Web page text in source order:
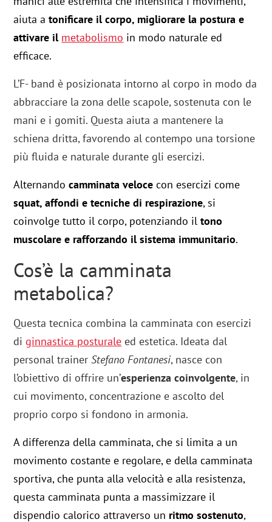
aiuta atonificare il corpo, migliorare la postura e
attivare il metabolismo in modo naturale ed
efficace.
L’F- band è posizionata intorno al corpo in modo da
abbracciare la zona delle scapole, sostenuta con le
mani e i gomiti. Questa aiuta a mantenere la
schiena dritta, favorendo al contempo una torsione
più fluida e naturale durante gli esercizi.
Alternandocamminata velocecon esercizi come
squat, affondi e tecniche di respirazione, si
coinvolge tutto il corpo, potenziando iltono
muscolare e rafforzando il sistema immunitario.
Cos’è la camminata
metabolica?
Questa tecnica combina la camminata con esercizi
diginnastica posturale ed estetica. Ideata dal
personal trainerStefano Fontanesi, nasce con
l’obiettivo di offrire un’esperienza coinvolgente, in
cui movimento, concentrazione e ascolto del
proprio corpo si fondono in armonia.
A differenza della camminata, che si limita a un
movimento costante e regolare, e della camminata
sportiva, che punta alla velocità e alla resistenza,
questa camminata punta a massimizzare il
dispendio calorico attraverso un ritmo sostenuto,